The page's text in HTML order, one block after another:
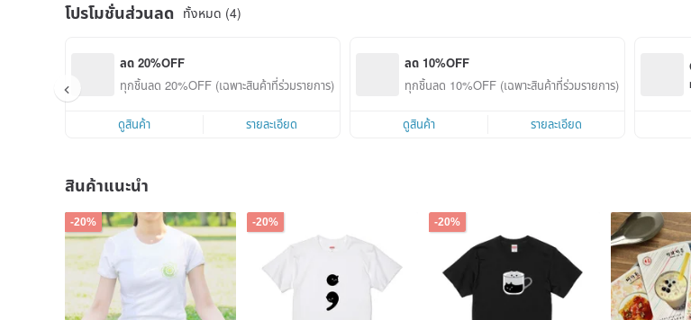
โปรโมชั่นส่วนลด ทั้งหมด (4)
ลด 20%OFF
ทุกชิ้นลด 20%OFF (เฉพาะสินค้าที่ร่วมรายการ)
ดูสินค้า รายละเอียด
ลด 10%OFF
ทุกชิ้นลด 10%OFF (เฉพาะสินค้าที่ร่วมรายการ)
ดูสินค้า รายละเอียด
สินค้าแนะนำ
-20% -20% -20%